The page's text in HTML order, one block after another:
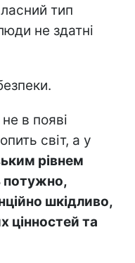
тип
не здатні
в появі
світ, а у
рівнем
потужно,
шкідливо,
цінностей та